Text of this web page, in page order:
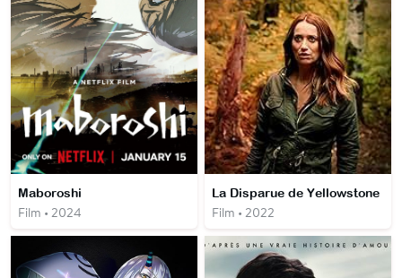
Maboroshi
Film • 2024
La Disparue de Yellowstone
Film • 2022